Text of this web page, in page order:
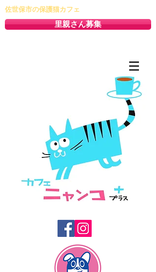
佐世保市の保護猫カフェ
里親さん募集